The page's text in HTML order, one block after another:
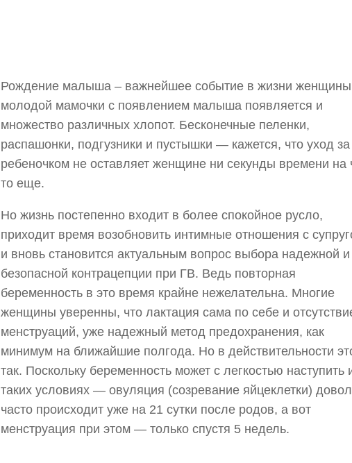
Рождение малыша – важнейшее событие в жизни
молодой мамочки с появлением малыша появляется и
множество различных хлопот. Бесконечные пеленки,
распашонки, подгузники и пустышки — кажется, что уход за
ребеночком не оставляет женщине ни секунды времени на
то еще.
Но жизнь постепенно входит в более спокойное русло,
приходит время возобновить интимные отношения с
и вновь становится актуальным вопрос выбора надежной и
безопасной контрацепции при ГВ. Ведь повторная
беременность в это время крайне нежелательна. Многие
женщины уверенны, что лактация сама по себе и
менструаций, уже надежный метод предохранения, как
минимум на ближайшие полгода. Но в действительности
так. Поскольку беременность может с легкостью наступить
таких условиях — овуляция (созревание яйцеклетки)
часто происходит уже на 21 сутки после родов, а вот
менструация при этом — только спустя 5 недель.